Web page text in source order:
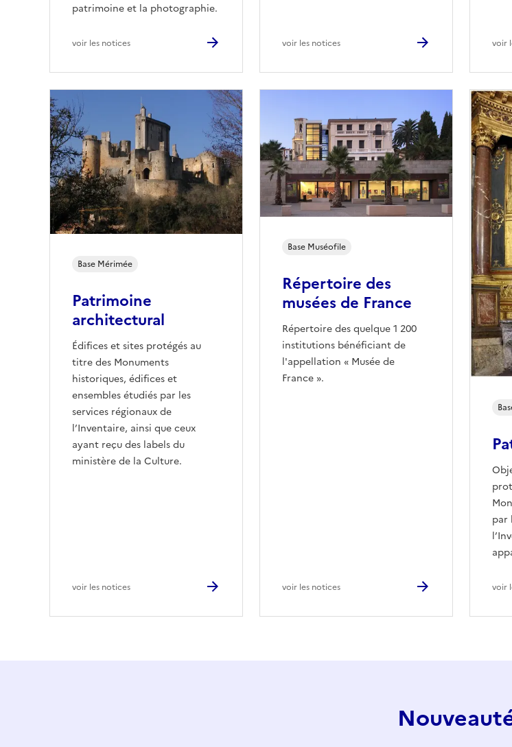
patrimoine et la photographie.
voir les notices voir les notices voir
Patrimoine
architectural
Édifices et sites protégés au
titre des Monuments
historiques, édifices et
ensembles étudiés par les
services régionaux de
l’Inventaire, ainsi que ceux
ayant reçu des labels du
ministère de la Culture.
Base Mérimée
voir les notices
Répertoire des
musées de France
Répertoire des quelque 1 200
institutions bénéficiant de
l'appellation « Musée de
France ».
Base Muséofile
voir les notices
par
voir